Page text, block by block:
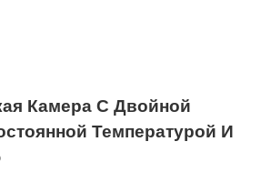
Камера С Двойной
Температурой И